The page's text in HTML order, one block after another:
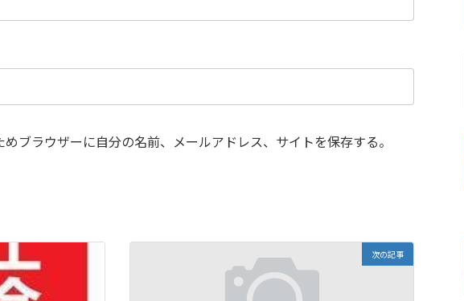
ブラウザーに自分の名前、メールアドレス、サイトを保存する。
次の記事